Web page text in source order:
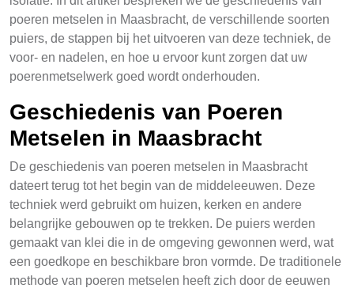
poeren metselen in Maasbracht, de verschillende soorten
puiers, de stappen bij het uitvoeren van deze techniek, de
voor- en nadelen, en hoe u ervoor kunt zorgen dat uw
poerenmetselwerk goed wordt onderhouden.
Geschiedenis van Poeren
Metselen in Maasbracht
De geschiedenis van poeren metselen in Maasbracht
dateert terug tot het begin van de middeleeuwen. Deze
techniek werd gebruikt om huizen, kerken en andere
belangrijke gebouwen op te trekken. De puiers werden
gemaakt van klei die in de omgeving gewonnen werd, wat
een goedkope en beschikbare bron vormde. De traditionele
methode van poeren metselen heeft zich door de eeuwen